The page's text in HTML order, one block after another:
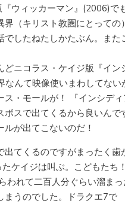
ウィッカーマン』(2006)で
（キリスト教圏にとっての）
したねたしかたぶん。また
ニコラス・ケイジ版『イン
なんて映像使いまわしてない
・モールが！ 『インシディ
スで出てくるから良いんで
が出てこないのだ！
出てくるのですがまったく歯
ケイジは叫ぶ。こどもたち！
われて二百人分ぐらい溜まっ
まうのでした。ドラクエ7で